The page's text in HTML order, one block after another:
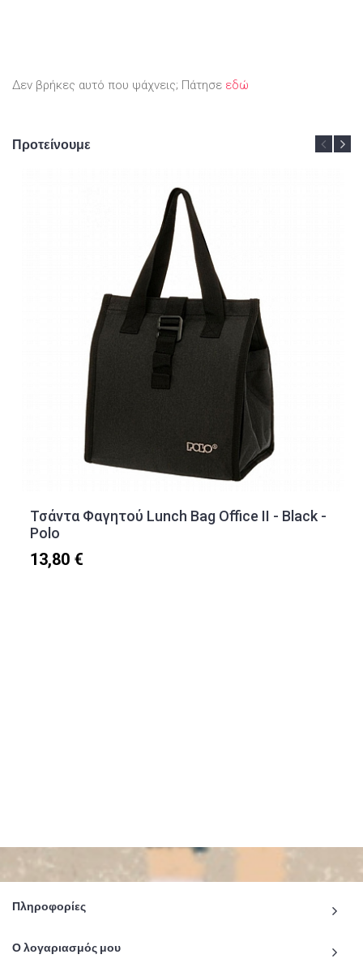
Δεν βρήκες αυτό που ψάχνεις; Πάτησε εδώ
Προτείνουμε
Τσάντα Φαγητού Lunch Bag Office II - Black -
Polo
13,80 €
Πληροφορίες
Ο λογαριασμός μου